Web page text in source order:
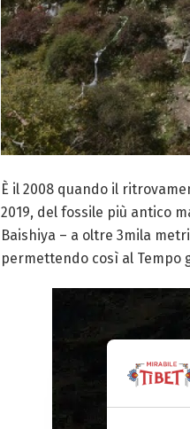
È il 2008 quando il
2019, del fossile più antico
Baishiya – a oltre 3mila
permettendo così al Tempo